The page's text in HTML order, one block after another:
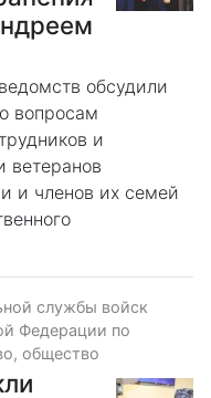
обсудили
вопросам
и
ветеранов
и членов их семей
службы войск
Федерации по
общество